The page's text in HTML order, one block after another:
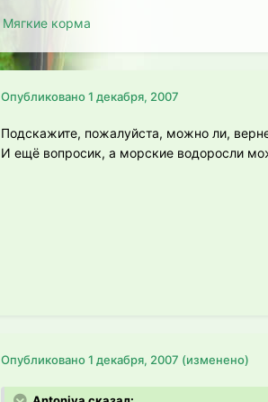
Мягкие корма
Опубликовано1 декабря, 2007
Подскажите, пожалуйста, можно ли,
И ещё вопросик, а морские водоросли
Опубликовано1 декабря, 2007 (изменено)